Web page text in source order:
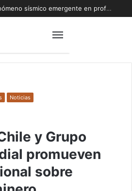
Detección de un fenómeno sísmico emergente en profundidad con riesgos diferentes a los conocidos paraliza Andes Norte
Noticias
y Grupo
promueven
sobre